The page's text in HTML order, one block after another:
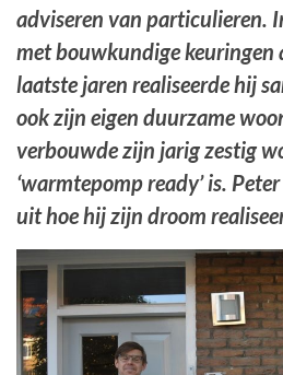
adviseren van particulieren.
met bouwkundige keuringen
laatste jaren realiseerde hij
ook zijn eigen duurzame
verbouwde zijn jarig zestig
‘warmtepomp ready’ is.
uit hoe hij zijn droom